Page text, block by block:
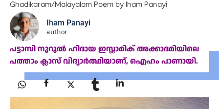
Ghadikaram/Malayalam Poem by Iham Panayi
Iham Panayi
author
പട്ടാമ്പി നൂറുൽ ഹിദായ ഇസ്ലാമിക് അക്കാദമിയിലെ
പത്താം ക്ലാസ് വിദ്യാർത്ഥിയാണ്, ഐഹം പാണായി.